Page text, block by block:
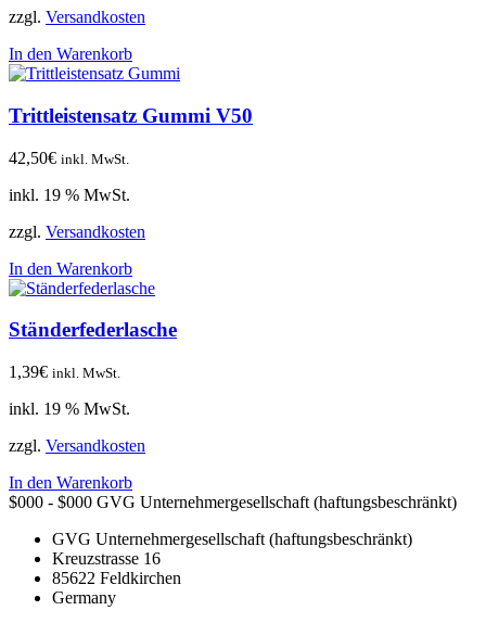
zzgl. Versandkosten
In den Warenkorb
Trittleistensatz Gummi V50
42,50€ inkl. MwSt.
inkl. 19 % MwSt.
zzgl. Versandkosten
In den Warenkorb
Ständerfederlasche
1,39€ inkl. MwSt.
inkl. 19 % MwSt.
zzgl. Versandkosten
In den Warenkorb
$000 - $000 GVG Unternehmergesellschaft (haftungsbeschränkt)
GVG Unternehmergesellschaft (haftungsbeschränkt)
Kreuzstrasse 16
85622 Feldkirchen
Germany